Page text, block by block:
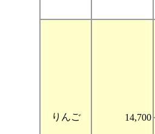
りんご 14,700